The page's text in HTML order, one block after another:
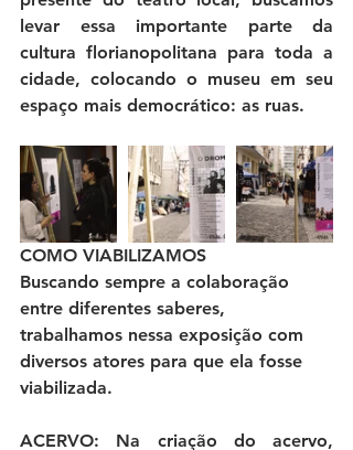
levar essa importante parte da
cultura florianopolitana para toda a
cidade, colocando o museu em seu
espaço mais democrático: as ruas.
COMO VIABILIZAMOS
Buscando sempre a colaboração
entre diferentes saberes,
trabalhamos nessa exposição com
diversos atores para que ela fosse
viabilizada.
ACERVO: Na criação do acervo,